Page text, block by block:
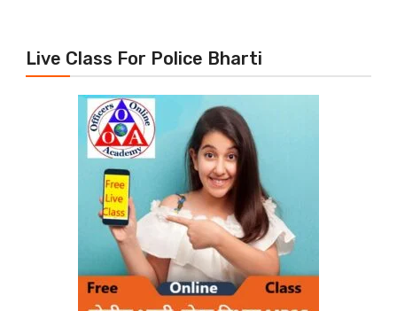
Live Class For Police Bharti